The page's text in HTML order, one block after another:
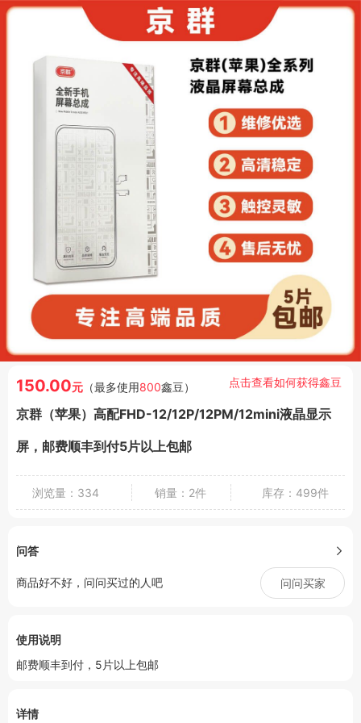
150.00元 （最多使用800鑫豆）
京群（苹果）高配FHD-12/12P/12PM/12mini液晶显示
屏，邮费顺丰到付5片以上包邮
点击查看如何获得鑫豆
浏览量：334 销量：2件 库存：499件
问答
商品好不好，问问买过的人吧 问问买家
使用说明
邮费顺丰到付，5片以上包邮
详情